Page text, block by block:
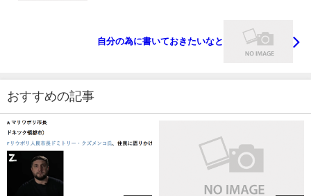
自分の為に書いておきたいなと
おすすめの記事